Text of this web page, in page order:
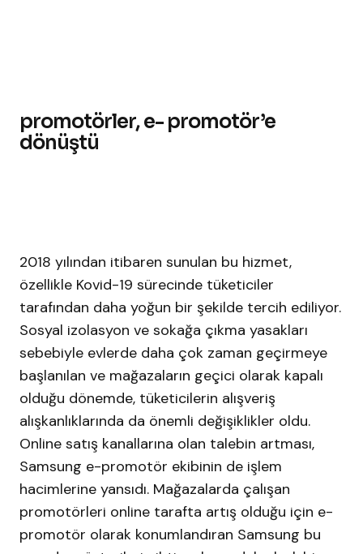
promotörler, e- promotör’e
dönüştü
2018 yılından itibaren sunulan bu hizmet,
özellikle Kovid-19 sürecinde tüketiciler
tarafından daha yoğun bir şekilde tercih ediliyor.
Sosyal izolasyon ve sokağa çıkma yasakları
sebebiyle evlerde daha çok zaman geçirmeye
başlanılan ve mağazaların geçici olarak kapalı
olduğu dönemde, tüketicilerin alışveriş
alışkanlıklarında da önemli değişiklikler oldu.
Online satış kanallarına olan talebin artması,
Samsung e-promotör ekibinin de işlem
hacimlerine yansıdı. Mağazalarda çalışan
promotörleri online tarafta artış olduğu için e-
promotör olarak konumlandıran Samsung bu